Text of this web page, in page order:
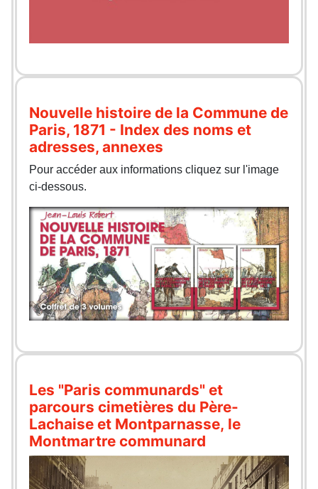
Nouvelle histoire de la Commune de
Paris, 1871 - Index des noms et
adresses, annexes
Pour accéder aux informations cliquez sur l'image
ci-dessous.
Les "Paris communards" et
parcours cimetières du Père-
Lachaise et Montparnasse, le
Montmartre communard